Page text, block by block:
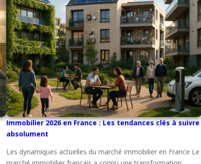
Immobilier 2026 en France : Les tendances clés à suivre
absolument
Les dynamiques actuelles du marché immobilier en France Le